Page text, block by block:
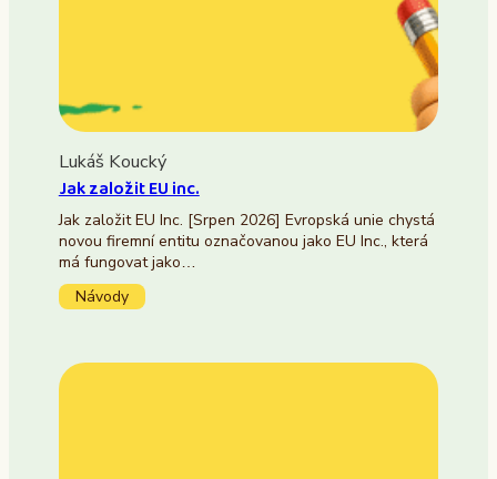
Lukáš Koucký
Jak založit EU inc.
Jak založit EU Inc. [Srpen 2026] Evropská unie chystá
novou firemní entitu označovanou jako EU Inc., která
má fungovat jako…
Návody